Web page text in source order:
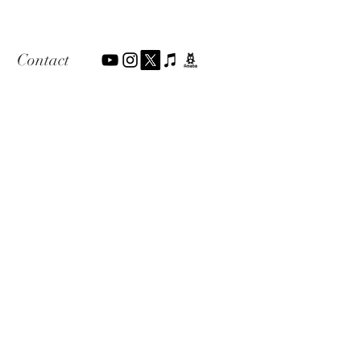
Contact